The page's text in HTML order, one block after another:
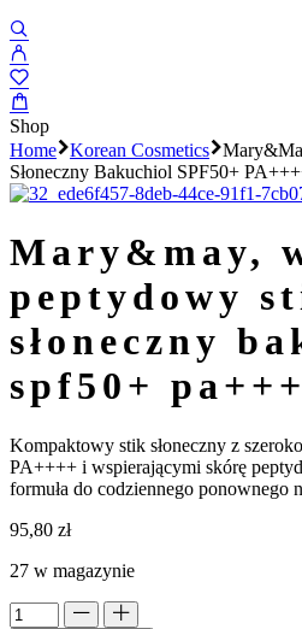
Shop
Home
Korean Cosmetics
Słoneczny Bakuchiol SPF50+
mary&may, wegański
peptydowy
słoneczny
spf50+
Kompaktowy stik słoneczny z
PA++++ i wspierającymi skórę
formuła do codziennego ponownego
95,80 zł
27 w magazynie